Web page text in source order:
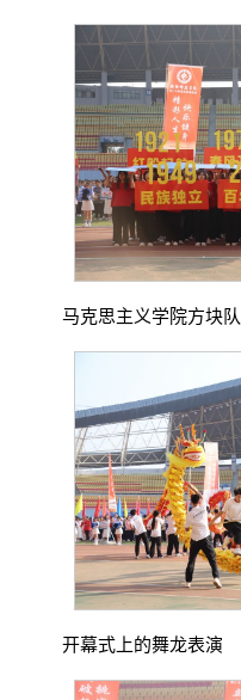
马克思主义学院方块队
开幕式上的舞龙表演